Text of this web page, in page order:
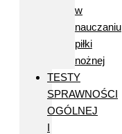
w
nauczaniu
piłki
nożnej
TESTY
SPRAWNOŚCI
OGÓLNEJ
I